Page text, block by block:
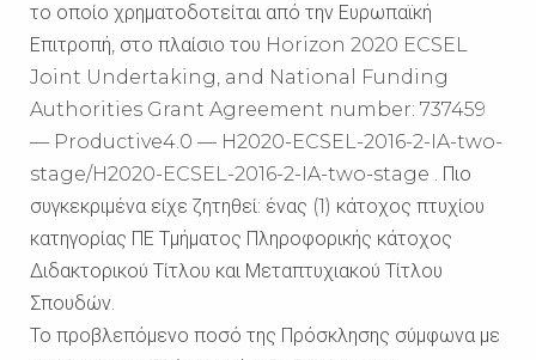
το οποίο χρηματοδοτείται από την Ευρωπαϊκή
Επιτροπή, στο πλαίσιο του Horizon 2020 ECSEL
Joint Undertaking, and National Funding
Authorities Grant Agreement number: 737459
— Productive4.0 — H2020-ECSEL-2016-2-IA-two-
stage/H2020-ECSEL-2016-2-IA-two-stage . Πιο
συγκεκριμένα είχε ζητηθεί: ένας (1) κάτοχος πτυχίου
κατηγορίας ΠΕ Τμήματος Πληροφορικής κάτοχος
Διδακτορικού Τίτλου και Μεταπτυχιακού Τίτλου
Σπουδών.
Το προβλεπόμενο ποσό της Πρόσκλησης σύμφωνα με